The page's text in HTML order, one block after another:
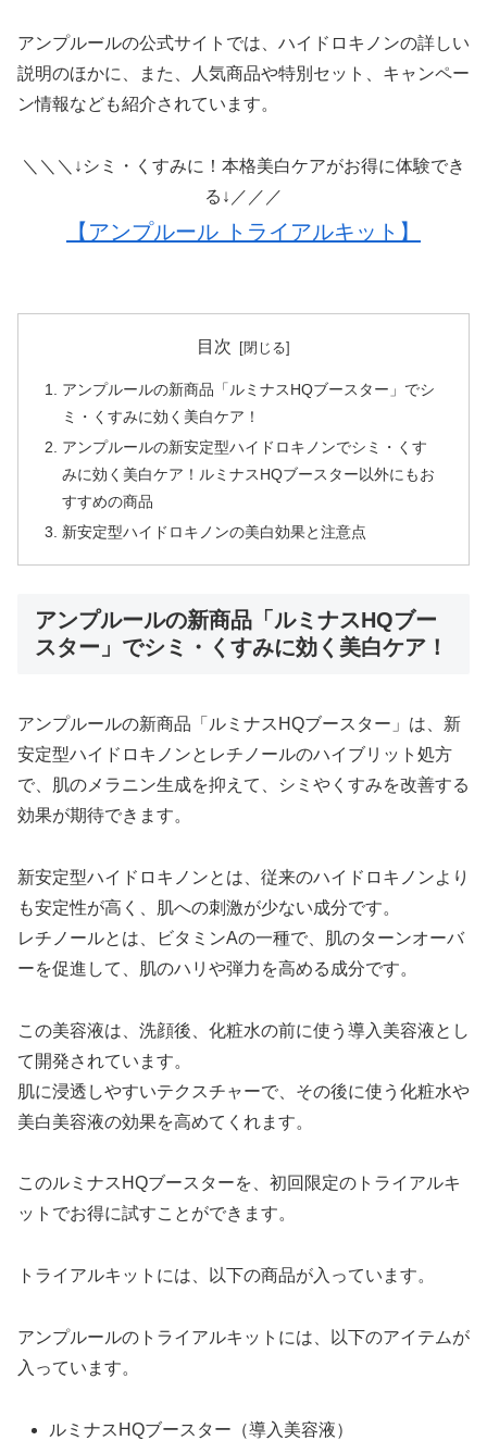
アンプルールの公式サイトでは、ハイドロキノンの詳しい
説明のほかに、また、人気商品や特別セット、キャンペー
ン情報なども紹介されています。
＼＼＼↓シミ・くすみに！本格美白ケアがお得に体験でき
る↓／／／
【アンプルール トライアルキット】
目次
アンプルールの新商品「ルミナスHQブースター」でシ
ミ・くすみに効く美白ケア！
アンプルールの新安定型ハイドロキノンでシミ・くす
みに効く美白ケア！ルミナスHQブースター以外にもお
すすめの商品
新安定型ハイドロキノンの美白効果と注意点
アンプルールの新商品「ルミナスHQブー
スター」でシミ・くすみに効く美白ケア！
アンプルールの新商品「ルミナスHQブースター」は、新
安定型ハイドロキノンとレチノールのハイブリット処方
で、肌のメラニン生成を抑えて、シミやくすみを改善する
効果が期待できます。
新安定型ハイドロキノンとは、従来のハイドロキノンより
も安定性が高く、肌への刺激が少ない成分です。
レチノールとは、ビタミンAの一種で、肌のターンオーバ
ーを促進して、肌のハリや弾力を高める成分です。
この美容液は、洗顔後、化粧水の前に使う導入美容液とし
て開発されています。
肌に浸透しやすいテクスチャーで、その後に使う化粧水や
美白美容液の効果を高めてくれます。
このルミナスHQブースターを、初回限定のトライアルキ
ットでお得に試すことができます。
トライアルキットには、以下の商品が入っています。
アンプルールのトライアルキットには、以下のアイテムが
入っています。
ルミナスHQブースター（導入美容液）